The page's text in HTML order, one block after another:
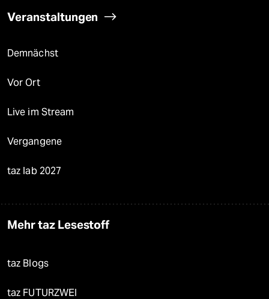
Veranstaltungen
Demnächst
Vor Ort
Live im Stream
Vergangene
taz lab 2027
Mehr taz Lesestoff
taz Blogs
taz FUTURZWEI